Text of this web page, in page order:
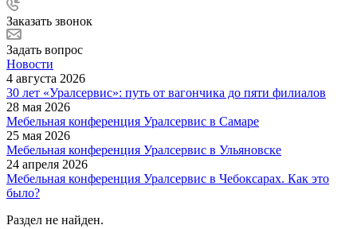
Заказать звонок
Задать вопрос
Новости
4 августа 2026
30 лет «Уралсервис»: путь от вагончика до пяти филиалов
28 мая 2026
Мебельная конференция Уралсервис в Самаре
25 мая 2026
Мебельная конференция Уралсервис в Ульяновске
24 апреля 2026
Мебельная конференция Уралсервис в Чебоксарах. Как это
было?
Раздел не найден.